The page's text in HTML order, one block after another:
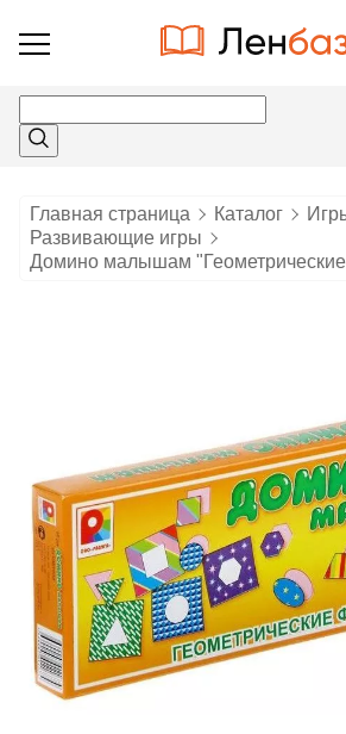
Открыть
Главная страница Каталог
Развивающие игры
Домино малышам